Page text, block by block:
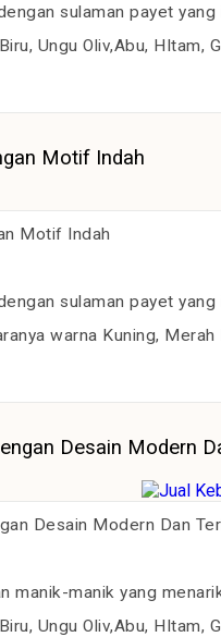
sulaman payet
Ungu Oliv,Abu, HItam,
Motif Indah
Motif Indah
sulaman payet
warna Kuning,
Desain Modern
Desain Modern Dan
manik-manik yang
Ungu Oliv,Abu, HItam,